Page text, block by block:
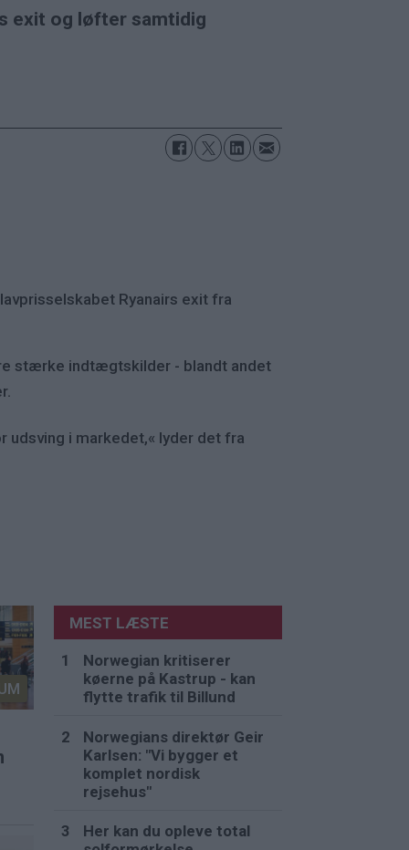
exit og løfter samtidig
Ryanairs exit fra
stærke indtægtskilder - blandt andet
i markedet,« lyder det fra
MEST LÆSTE
Norwegian kritiserer
køerne på Kastrup - kan
flytte trafik til Billund
Norwegians direktør Geir
Karlsen: "Vi bygger et
komplet nordisk
rejsehus"
Her kan du opleve total